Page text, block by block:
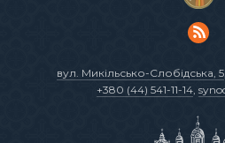
вул. Микільсько-Слобідська, 5
+380 (44) 541-11-14,